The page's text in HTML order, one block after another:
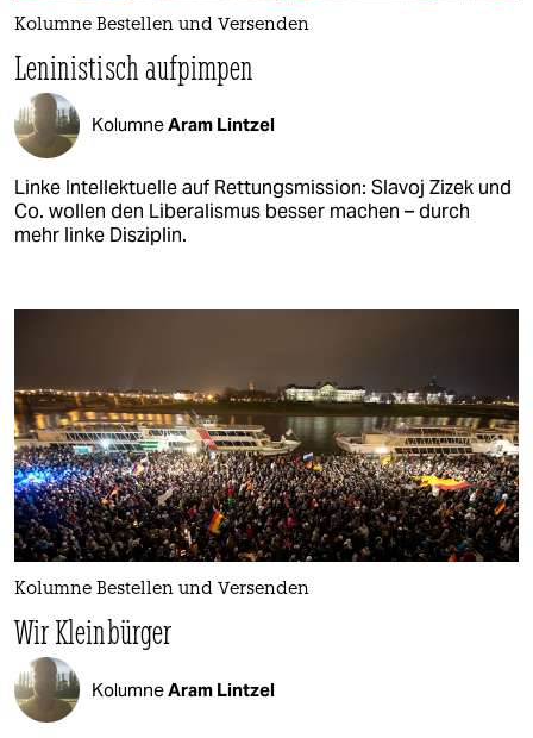
Kolumne Bestellen und Versenden
Leninistisch aufpimpen
KolumneAram Lintzel
Linke Intellektuelle auf Rettungsmission: Slavoj Zizek und
Co. wollen den Liberalismus besser machen – durch
mehr linke Disziplin.
Kolumne Bestellen und Versenden
Wir Kleinbürger
KolumneAram Lintzel